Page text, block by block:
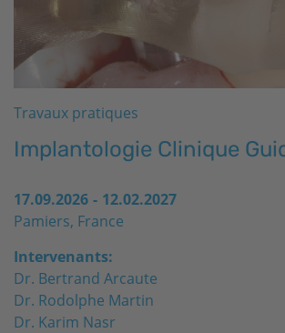
Travaux pratiques
Implantologie Clinique
17.09.2026 - 12.02.2027
Pamiers, France
Intervenants:
Dr. Bertrand Arcaute
Dr. Rodolphe Martin
Dr. Karim Nasr